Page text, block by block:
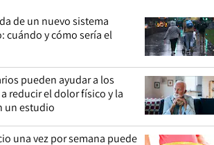
de un nuevo sistema
cuándo y cómo sería el
pueden ayudar a los
reducir el dolor físico y la
un estudio
una vez por semana puede